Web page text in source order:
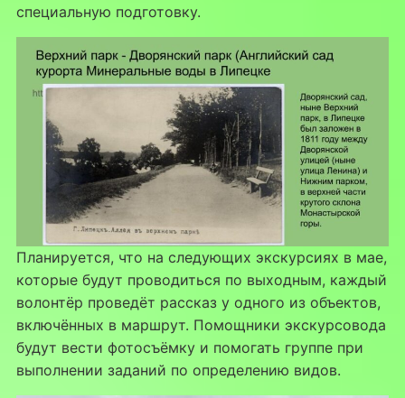
специальную подготовку.
Планируется, что на следующих экскурсиях в мае,
которые будут проводиться по выходным, каждый
волонтёр проведёт рассказ у одного из объектов,
включённых в маршрут. Помощники экскурсовода
будут вести фотосъёмку и помогать группе при
выполнении заданий по определению видов.